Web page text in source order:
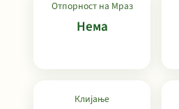
Отпорност на Мраз
Нема
Клијање